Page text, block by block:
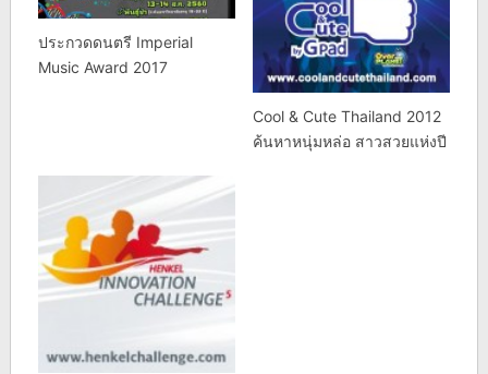
ประกวดดนตรี Imperial
Music Award 2017
Cool & Cute Thailand 2012
ค้นหาหนุ่มหล่อ สาวสวยแห่งปี